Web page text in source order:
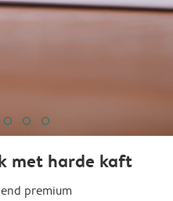
met harde kaft
premium